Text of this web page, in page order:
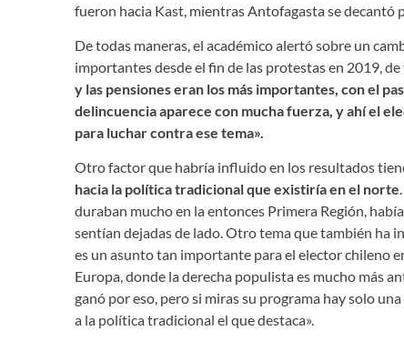
fueron hacia Kast, mientras Antofagasta se decantó
De todas maneras, el académico alertó sobre un
importantes desde el fin de las protestas en 2019,
y las pensiones eran los más importantes, con el
delincuencia aparece con mucha fuerza, y ahí el
para luchar contra ese tema».
Otro factor que habría influido en los resultados
hacia la política tradicional que existiría en el norte
duraban mucho en la entonces Primera Región,
sentían dejadas de lado. Otro tema que también ha
es un asunto tan importante para el elector chileno
Europa, donde la derecha populista es mucho más
ganó por eso, pero si miras su programa hay solo
a la política tradicional el que destaca».